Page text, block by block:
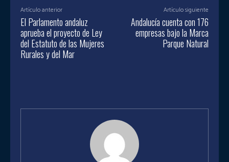
Artículo anterior
El Parlamento andaluz
aprueba el proyecto de Ley
del Estatuto de las Mujeres
Rurales y del Mar
Artículo siguiente
Andalucía cuenta con 176
empresas bajo la Marca
Parque Natural